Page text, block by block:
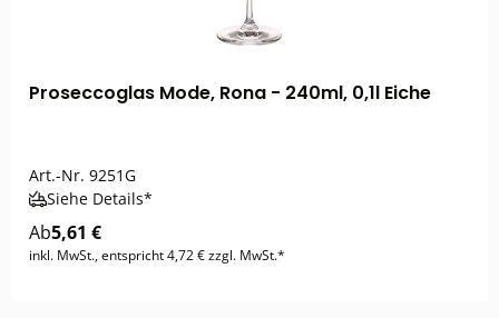
Proseccoglas Mode, Rona - 240ml, 0,1l Eiche
Art.-Nr. 9251G
Siehe Details*
Ab5,61 €
inkl. MwSt., entspricht 4,72 € zzgl. MwSt.*